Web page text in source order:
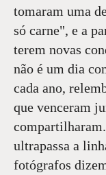
tomaram uma
só carne", e a
terem novas
não é um dia
cada ano,
que venceram
ultrapassa a
fotógrafos